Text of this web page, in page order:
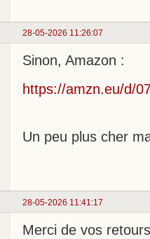
28-05-2026 11:26:07
Sinon, Amazon :
https://amzn.eu/d/
Un peu plus cher
28-05-2026 11:41:17
Merci de vos